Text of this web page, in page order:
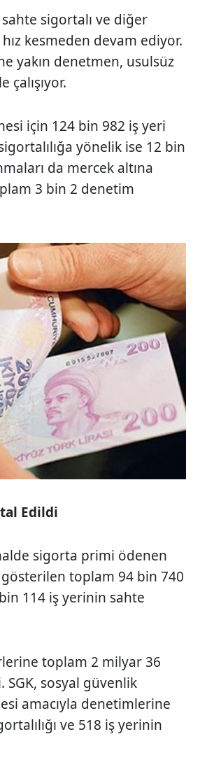
sahte sigortalı ve diğer
kesmeden devam ediyor.
yakın denetmen, usulsüz
için 124 bin 982 iş yeri
yönelik ise 12 bin
da mercek altına
3 bin 2 denetim
Edildi
sigorta primi ödenen
toplam 94 bin 740
114 iş yerinin sahte
toplam 2 milyar 36
SGK, sosyal güvenlik
amacıyla denetimlerine
ve 518 iş yerinin